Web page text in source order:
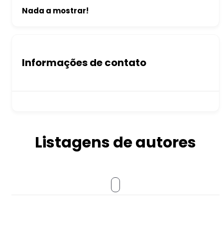
Nada a mostrar!
Informações de contato
Listagens de autores